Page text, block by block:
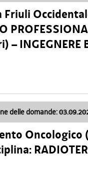
INGEGNERE
delle domande:
Oncologico